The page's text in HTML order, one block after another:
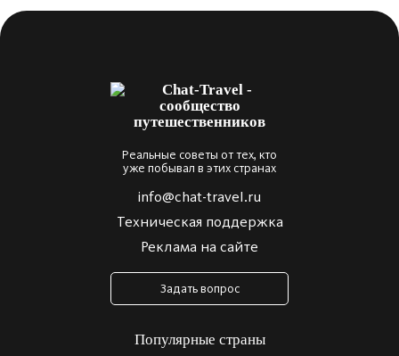
Реальные советы от тех, кто
уже побывал в этих странах
info@chat-travel.ru
Техническая поддержка
Реклама на сайте
Задать вопрос
Популярные страны